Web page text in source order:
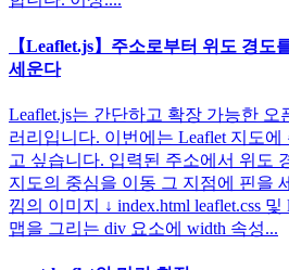
【Leaflet.js】주소로부터 위도 경도
세운다
Leaflet.js는 간단하고 확장 가능한 오
러리입니다. 이번에는 Leaflet 지도
고 싶습니다. 입력된 주소에서 위도
지도의 중심을 이동 그 지점에 핀을
낌의 이미지 ↓ index.html leaflet.css
맵을 그리는 div 요소에 width 속성...